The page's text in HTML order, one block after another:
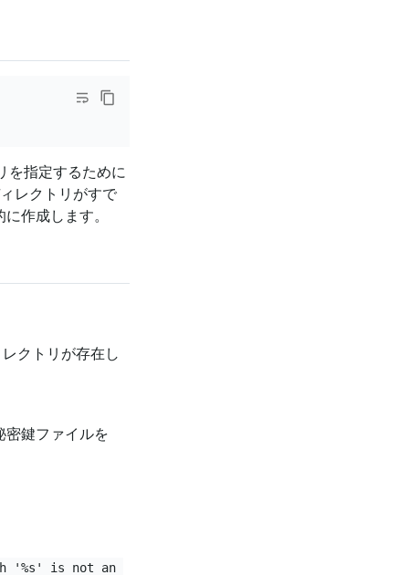
を指定するために
レクトリがすで
作成します。
クトリが存在し
密鍵ファイルを
'%s' is not an